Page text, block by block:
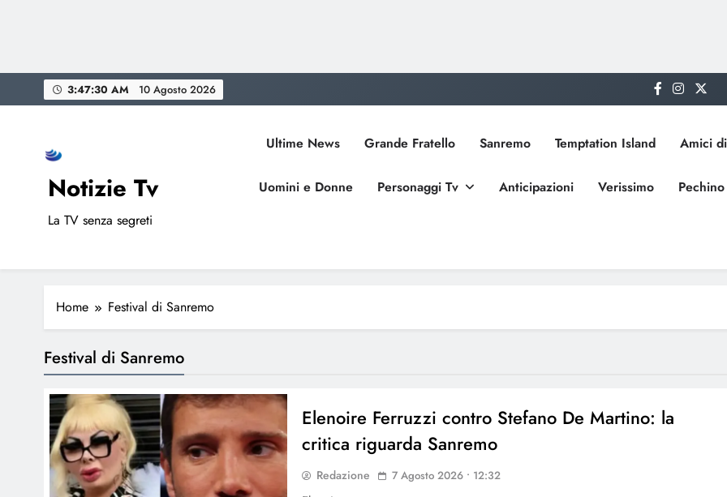
to
3:47:30 AM 10 Agosto 2026
Notizie Tv
La TV senza segreti
Ultime News Grande Fratello Sanremo Temptation Island Amici
Uomini e Donne Personaggi Tv Anticipazioni Verissimo
Home Festival di Sanremo
Festival di Sanremo
Elenoire Ferruzzi contro Stefano De Martino: la
critica riguarda Sanremo
Redazione 7 Agosto 2026 • 12:32